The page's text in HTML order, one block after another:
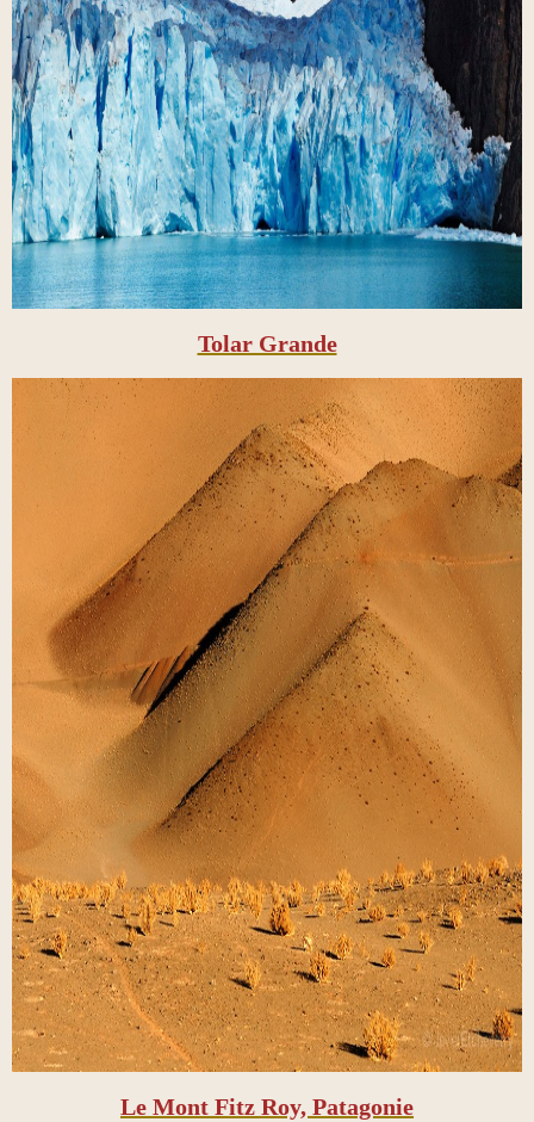
Tolar Grande
Le Mont Fitz Roy, Patagonie